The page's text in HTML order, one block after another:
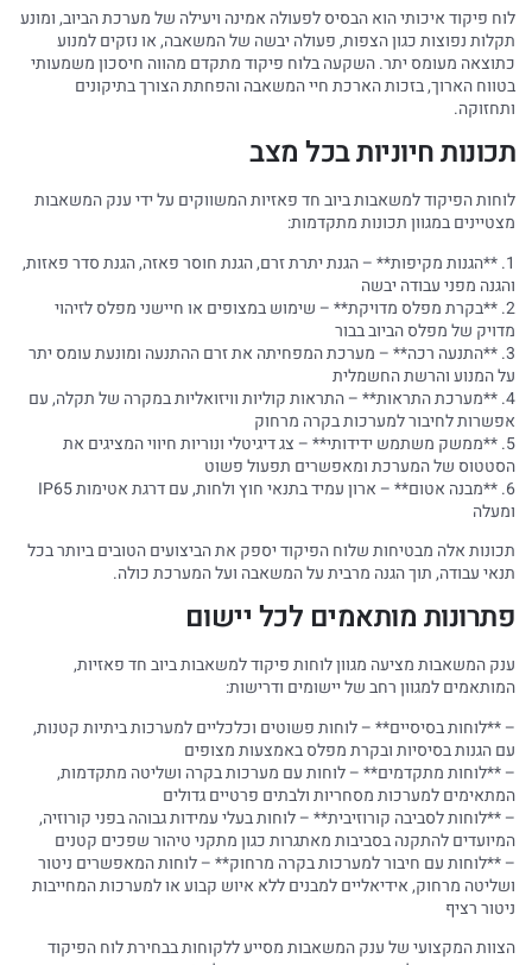
לוח פיקוד איכותי הוא הבסיס לפעולה אמינה ויעילה של מערכת הביוב, ומונע
תקלות נפוצות כגון הצפות, פעולה יבשה של המשאבה, או נזקים למנוע
כתוצאה מעומס יתר. השקעה בלוח פיקוד מתקדם מהווה חיסכון משמעותי
בטווח הארוך, בזכות הארכת חיי המשאבה והפחתת הצורך בתיקונים
ותחזוקה.
תכונות חיוניות בכל מצב
לוחות הפיקוד למשאבות ביוב חד פאזיות המשווקים על ידי ענק המשאבות
מצטיינים במגוון תכונות מתקדמות:
1. **הגנות מקיפות** – הגנת יתרת זרם, הגנת חוסר פאזה, הגנת סדר פאזות,
והגנה מפני עבודה יבשה
2. **בקרת מפלס מדויקת** – שימוש במצופים או חיישני מפלס לזיהוי
מדויק של מפלס הביוב בבור
3. **התנעה רכה** – מערכת המפחיתה את זרם ההתנעה ומונעת עומס יתר
על המנוע והרשת החשמלית
4. **מערכת התראות** – התראות קוליות וויזואליות במקרה של תקלה, עם
אפשרות לחיבור למערכות בקרה מרחוק
5. **ממשק משתמש ידידותי** – צג דיגיטלי ונוריות חיווי המציגים את
הסטטוס של המערכת ומאפשרים תפעול פשוט
6. **מבנה אטום** – ארון עמיד בתנאי חוץ ולחות, עם דרגת אטימות IP65
ומעלה
תכונות אלה מבטיחות שלוח הפיקוד יספק את הביצועים הטובים ביותר בכל
תנאי עבודה, תוך הגנה מרבית על המשאבה ועל המערכת כולה.
פתרונות מותאמים לכל יישום
ענק המשאבות מציעה מגוון לוחות פיקוד למשאבות ביוב חד פאזיות,
המותאמים למגוון רחב של יישומים ודרישות:
– **לוחות בסיסיים** – לוחות פשוטים וכלכליים למערכות ביתיות קטנות,
עם הגנות בסיסיות ובקרת מפלס באמצעות מצופים
– **לוחות מתקדמים** – לוחות עם מערכות בקרה ושליטה מתקדמות,
המתאימים למערכות מסחריות ולבתים פרטיים גדולים
– **לוחות לסביבה קורוזיבית** – לוחות בעלי עמידות גבוהה בפני קורוזיה,
המיועדים להתקנה בסביבות מאתגרות כגון מתקני טיהור שפכים קטנים
– **לוחות עם חיבור למערכות בקרה מרחוק** – לוחות המאפשרים ניטור
ושליטה מרחוק, אידיאליים למבנים ללא איוש קבוע או למערכות המחייבות
ניטור רציף
הצוות המקצועי של ענק המשאבות מסייע ללקוחות בבחירת לוח הפיקוד